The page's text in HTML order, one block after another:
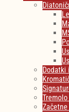
Dodatki